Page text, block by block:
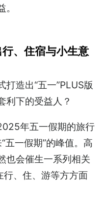
行、住宿与小生意
造出“五一”PLUS版
利下的受益人？
年五一假期的旅行
一假期”的峰值。高
也会催生一系列相关
行、住、游等方方面